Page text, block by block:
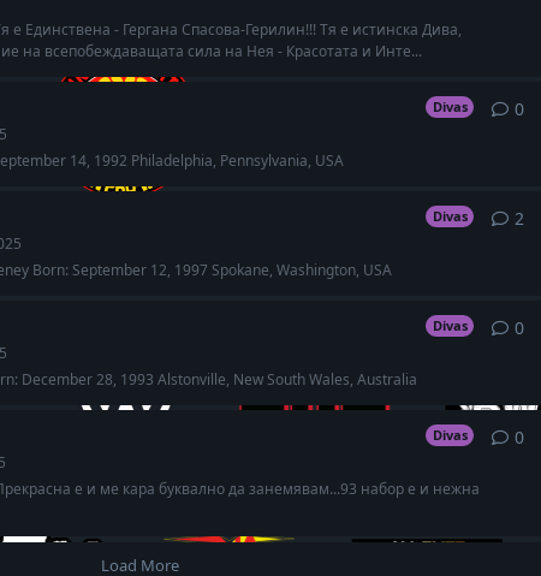
е Единствена - Гергана Спасова-Герилин!!! Тя е истинска Дива,
на всепобеждаващата сила на Нея - Красотата и Инте...
Divas
14, 1992 Philadelphia, Pennsylvania, USA
0
Divas
Born: September 12, 1997 Spokane, Washington, USA
2
Divas
December 28, 1993 Alstonville, New South Wales, Australia
0
Divas
е и ме кара буквално да занемявам...93 набор е и нежна
0
Load More